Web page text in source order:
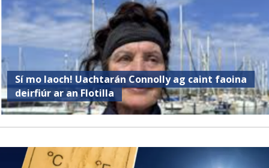
Sí mo laoch! Uachtarán Connolly ag caint faoina
deirfiúr ar an Flotilla